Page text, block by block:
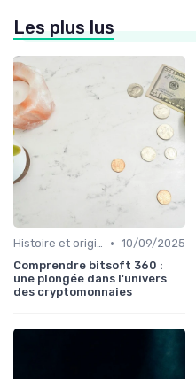
Les plus lus
Histoire et origines des cryptomonnaies • 10/09/2025
Comprendre bitsoft 360 :
une plongée dans l'univers
des cryptomonnaies